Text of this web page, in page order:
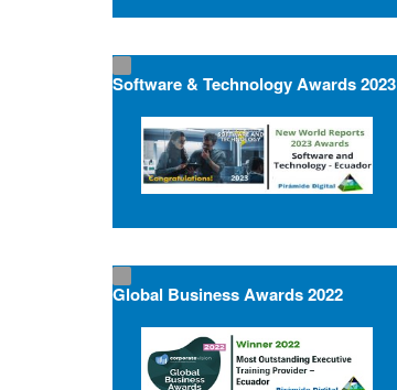
Software & Technology Awards 2023
Global Business Awards 2022